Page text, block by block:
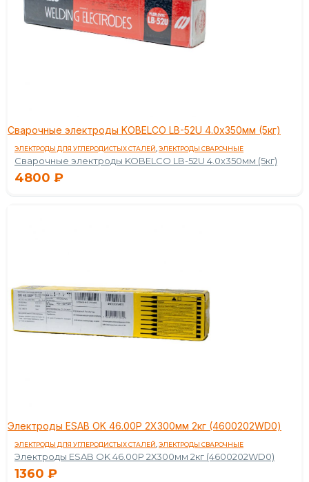
Сварочные электроды KOBELCO LB-52U 4.0x350мм (5кг)
ЭЛЕКТРОДЫ ДЛЯ УГЛЕРОДИСТЫХ СТАЛЕЙ ЭЛЕКТРОДЫ СВАРОЧНЫЕ
Сварочные электроды KOBELCO LB-52U 4.0x350мм (5кг)
4800 ₽
Электроды ESAB OK 46.00P 2Х300мм 2кг (4600202WD0)
ЭЛЕКТРОДЫ ДЛЯ УГЛЕРОДИСТЫХ СТАЛЕЙ ЭЛЕКТРОДЫ СВАРОЧНЫЕ
Электроды ESAB OK 46.00P 2Х300мм 2кг (4600202WD0)
1360 ₽